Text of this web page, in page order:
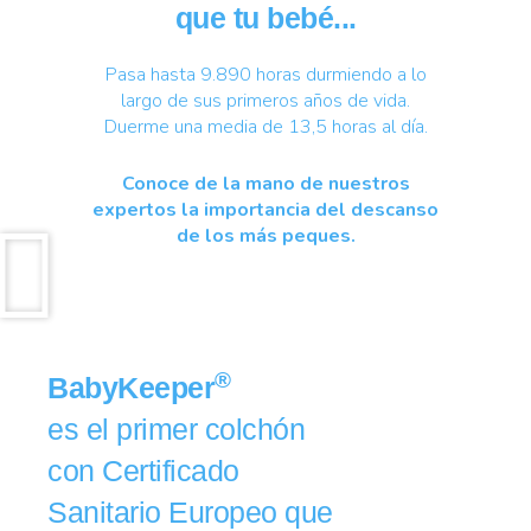
que tu bebé...
Pasa hasta 9.890 horas durmiendo a lo
largo de sus primeros años de vida.
Duerme una media de 13,5 horas al día.
Conoce de la mano de nuestros
expertos la importancia del descanso
de los más peques.
BabyKeeper®
es el primer colchón
con Certificado
Sanitario Europeo que